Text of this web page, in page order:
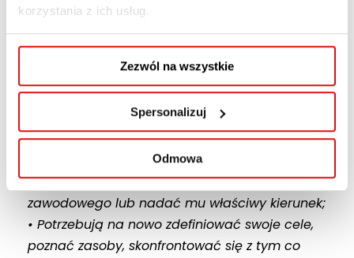
korzystania z ich usług.
Zezwól na wszystkie
Spersonalizuj
Odmowa
własnym zawodowym lub osobistym tematem.
Warsztat przyda Ci się szczególnie jeśli
pracujesz z klientami którzy:
• Stoją na progu ważnej zmiany zawodowej;
• Czują, że dryfują bez celu i brak im poczucia
sensu z wykonywanej pracy;
• Stracili z horyzontu to co dla nich ważne;
• Chcą dokonać transformacji swojego życia
zawodowego lub nadać mu właściwy kierunek;
• Potrzebują na nowo zdefiniować swoje cele,
poznać zasoby, skonfrontować się z tym co